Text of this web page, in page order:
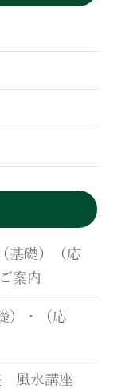
基礎）（応
案内
）・（応
風水講座